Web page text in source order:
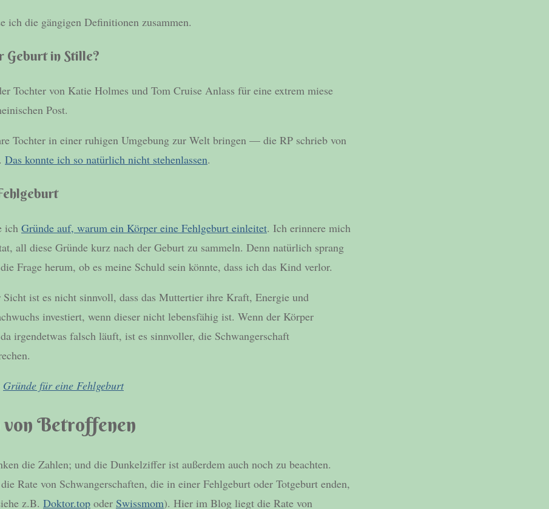
ich die gängigen Definitionen zusammen.
Geburt in Stille?
Tochter von Katie Holmes und Tom Cruise Anlass für eine extrem miese
Post.
Tochter in einer ruhigen Umgebung zur Welt bringen — die RP schrieb von
Das konnte ich so natürlich nicht stehenlassen.
ich Gründe auf, warum ein Körper eine Fehlgeburt einleitet. Ich erinnere mich
all diese Gründe kurz nach der Geburt zu sammeln. Denn natürlich sprang
Frage herum, ob es meine Schuld sein könnte, dass ich das Kind verlor.
ist es nicht sinnvoll, dass das Muttertier ihre Kraft, Energie und
investiert, wenn dieser nicht lebensfähig ist. Wenn der Körper
irgendetwas falsch läuft, ist es sinnvoller, die Schwangerschaft
Gründe für eine Fehlgeburt
von Betroffenen
die Zahlen; und die Dunkelziffer ist außerdem auch noch zu beachten.
Rate von Schwangerschaften, die in einer Fehlgeburt oder Totgeburt enden,
z.B. Doktor.top oder Swissmom). Hier im Blog liegt die Rate von